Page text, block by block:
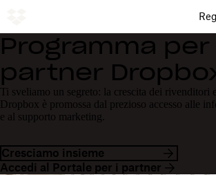
Programma per
partner
Ti sveliamo un segreto: la crescita dei rivenditori
Dropbox è promossa dal prezioso accesso alle
e al supporto marketing.
Cresciamo insieme
Accedi al Portale per i partner